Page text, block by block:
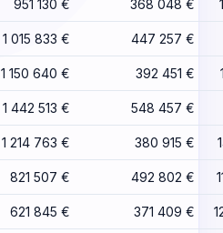
951 130 € 368 048 €
1 015 833 € 447 257 €
1 150 640 € 392 451 €
1 442 513 € 548 457 €
1 214 763 € 380 915 €
821 507 € 492 802 €
621 845 € 371 409 €